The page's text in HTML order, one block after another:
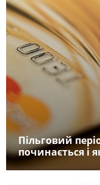
Пільговий
починається і